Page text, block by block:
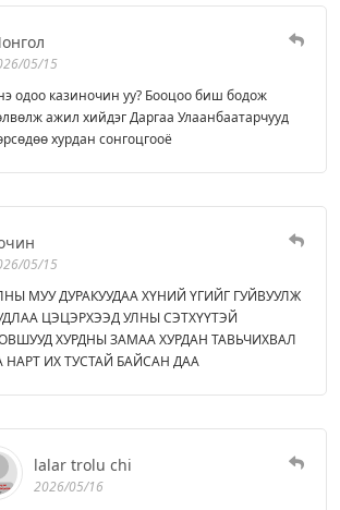
05/15
одоо казиночин уу? Бооцоо биш бодож
ажил хийдэг Даргаа Улаанбаатарчууд
хурдан сонгоцгооё
05/15
МУУ ДУРАКУУДАА ХҮНИЙ ҮГИЙГ ГУЙВУУЛЖ
ЦЭЦЭРХЭЭД УЛНЫ СЭТХҮҮТЭЙ
ХУРДНЫ ЗАМАА ХУРДАН ТАВЬЧИХВАЛ
НАРТ ИХ ТУСТАЙ БАЙСАН ДАА
lalar trolu chi
2026/05/16